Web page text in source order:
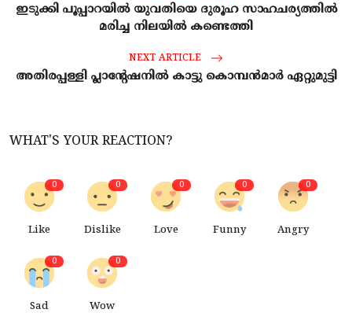
ഇടുക്കി പൂപ്പാറയില്‍ യുവതിയെ ദുരൂഹ സാഹചര്യത്തില്‍
മരിച്ച നിലയില്‍ കണ്ടെത്തി
NEXT ARTICLE
അതിരപ്പള്ളി പ്ലാൻ്റേഷനിൽ കാട്ടു കൊമ്പൻമാർ ഏറ്റുമുട്ടി
WHAT'S YOUR REACTION?
0
Like
0
Dislike
0
Love
0
Funny
0
Angry
0
Sad
0
Wow